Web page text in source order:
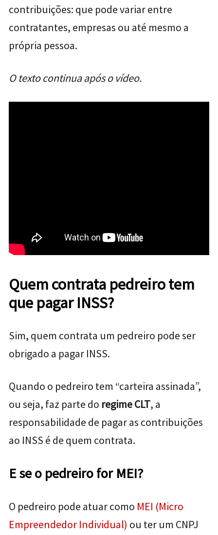
contribuições: que pode variar entre
contratantes, empresas ou até mesmo a
própria pessoa.
O texto continua após o vídeo.
Quem contrata pedreiro tem
que pagar INSS?
Sim, quem contrata um pedreiro pode ser
obrigado a pagar INSS.
Quando o pedreiro tem “carteira assinada”,
ou seja, faz parte do regime CLT, a
responsabilidade de pagar as contribuições
ao INSS é de quem contrata.
E se o pedreiro for MEI?
O pedreiro pode atuar como MEI (Micro
Empreendedor Individual) ou ter um CNPJ